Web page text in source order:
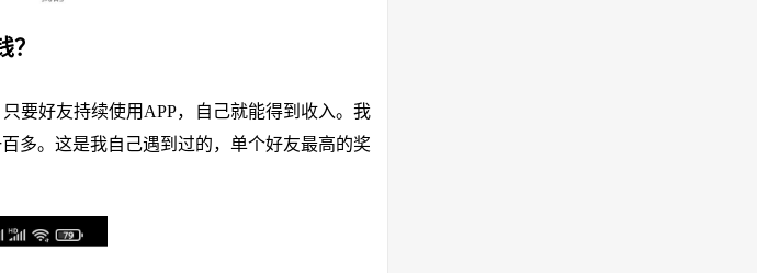
要好友持续使用APP，自己就能得到收入。我
多。这是我自己遇到过的，单个好友最高的奖